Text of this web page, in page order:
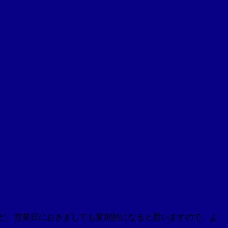
営業日におきましても変則的になると思いますので、よ